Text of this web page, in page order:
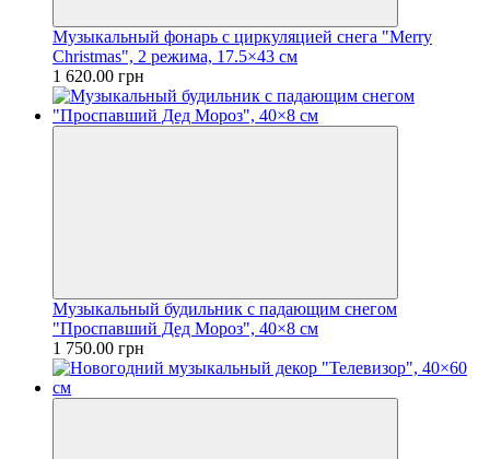
Музыкальный фонарь с циркуляцией снега "Merry
Christmas", 2 режима, 17.5×43 см
1 620.00 грн
Музыкальный будильник с падающим снегом
"Проспавший Дед Мороз", 40×8 см
1 750.00 грн